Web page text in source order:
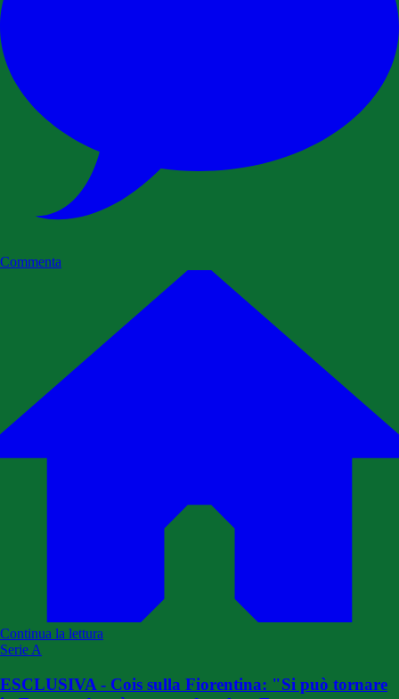
Commenta
Continua la lettura
Serie A
ESCLUSIVA - Cois sulla Fiorentina: "Si può tornare